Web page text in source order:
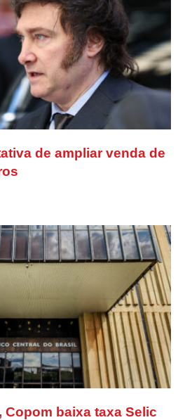
de ampliar venda de
Copom baixa taxa Selic